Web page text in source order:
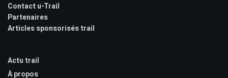
Contact u-Trail
Partenaires
Articles sponsorisés trail
Actu trail
À propos